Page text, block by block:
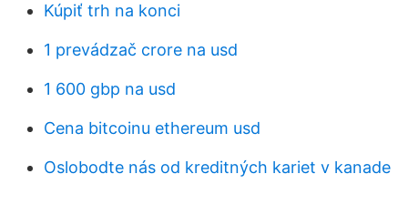
Kúpiť trh na konci
1 prevádzač crore na usd
1 600 gbp na usd
Cena bitcoinu ethereum usd
Oslobodte nás od kreditných kariet v kanade